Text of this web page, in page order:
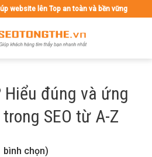
website lên Top an toàn và bền vững
đúng và ứng
SEO từ A-Z
bình chọn)